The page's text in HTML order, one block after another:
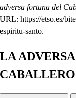
adversa fortuna del
URL: https://etso.es/
espiritu-santo.
LA